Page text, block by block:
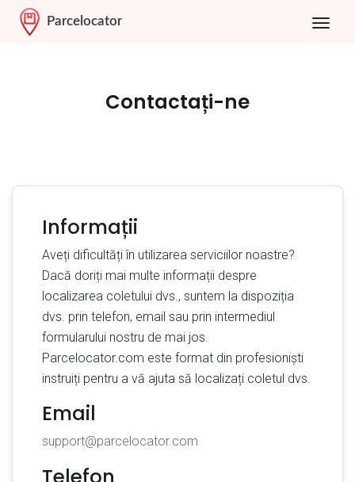
Parcelocator
Contactați-ne
Informații
Aveți dificultăți în utilizarea serviciilor noastre?
Dacă doriți mai multe informații despre
localizarea coletului dvs., suntem la dispoziția
dvs. prin telefon, email sau prin intermediul
formularului nostru de mai jos.
Parcelocator.com este format din profesioniști
instruiți pentru a vă ajuta să localizați coletul dvs.
Email
support@parcelocator.com